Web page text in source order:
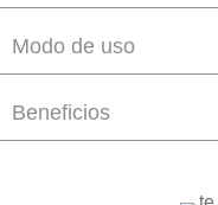
Modo de uso
Beneficios